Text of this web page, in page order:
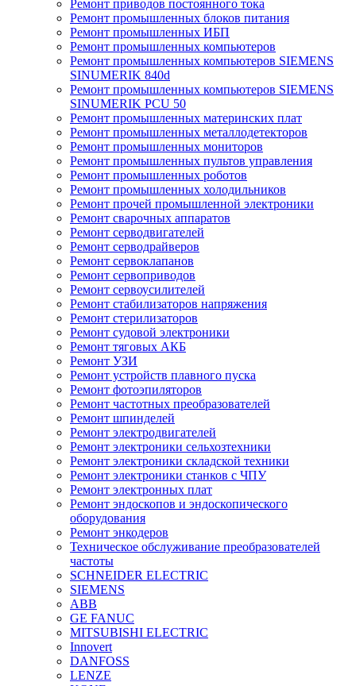
Ремонт приводов постоянного тока
Ремонт промышленных блоков питания
Ремонт промышленных ИБП
Ремонт промышленных компьютеров
Ремонт промышленных компьютеров SIEMENS
SINUMERIK 840d
Ремонт промышленных компьютеров SIEMENS
SINUMERIK PCU 50
Ремонт промышленных материнских плат
Ремонт промышленных металлодетекторов
Ремонт промышленных мониторов
Ремонт промышленных пультов управления
Ремонт промышленных роботов
Ремонт промышленных холодильников
Ремонт прочей промышленной электроники
Ремонт сварочных аппаратов
Ремонт серводвигателей
Ремонт серводрайверов
Ремонт сервоклапанов
Ремонт сервоприводов
Ремонт сервоусилителей
Ремонт стабилизаторов напряжения
Ремонт стерилизаторов
Ремонт судовой электроники
Ремонт тяговых АКБ
Ремонт УЗИ
Ремонт устройств плавного пуска
Ремонт фотоэпиляторов
Ремонт частотных преобразователей
Ремонт шпинделей
Ремонт электродвигателей
Ремонт электроники сельхозтехники
Ремонт электроники складской техники
Ремонт электроники станков с ЧПУ
Ремонт электронных плат
Ремонт эндоскопов и эндоскопического
оборудования
Ремонт энкодеров
Техническое обслуживание преобразователей
частоты
SCHNEIDER ELECTRIC
SIEMENS
ABB
GE FANUC
MITSUBISHI ELECTRIC
Innovert
DANFOSS
LENZE